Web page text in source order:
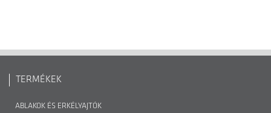
TERMÉKEK
ABLAKOK ÉS ERKÉLYAJTÓK